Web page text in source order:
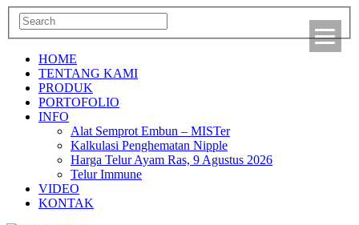
HOME
TENTANG KAMI
PRODUK
PORTOFOLIO
INFO
Alat Semprot Embun – MISTer
Kalkulasi Penghematan Nipple
Harga Telur Ayam Ras, 9 Agustus 2026
Telur Immune
VIDEO
KONTAK